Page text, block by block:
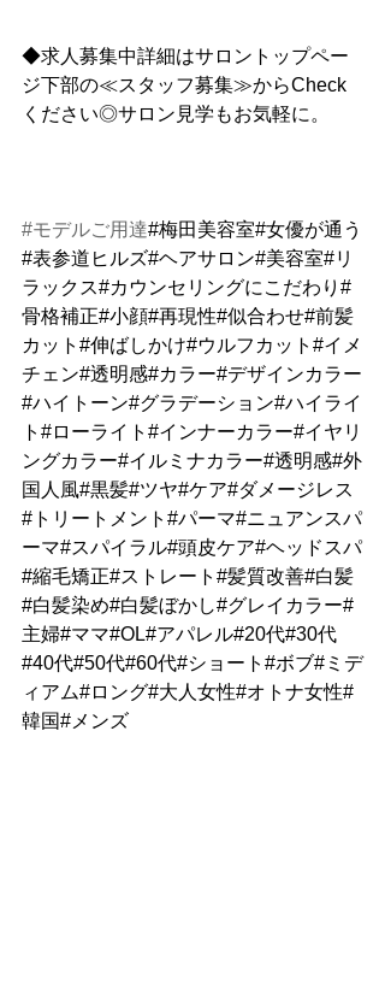
◆求人募集中詳細はサロントップペー
ジ下部の≪スタッフ募集≫からCheck
ください◎サロン見学もお気軽に。
#モデルご用達#梅田美容室#女優が通う
#表参道ヒルズ#ヘアサロン#美容室#リ
ラックス#カウンセリングにこだわり#
骨格補正#小顔#再現性#似合わせ#前髪
カット#伸ばしかけ#ウルフカット#イメ
チェン#透明感#カラー#デザインカラー
#ハイトーン#グラデーション#ハイライ
ト#ローライト#インナーカラー#イヤリ
ングカラー#イルミナカラー#透明感#外
国人風#黒髪#ツヤ#ケア#ダメージレス
#トリートメント#パーマ#ニュアンスパ
ーマ#スパイラル#頭皮ケア#ヘッドスパ
#縮毛矯正#ストレート#髪質改善#白髪
#白髪染め#白髪ぼかし#グレイカラー#
主婦#ママ#OL#アパレル#20代#30代
#40代#50代#60代#ショート#ボブ#ミデ
ィアム#ロング#大人女性#オトナ女性#
韓国#メンズ